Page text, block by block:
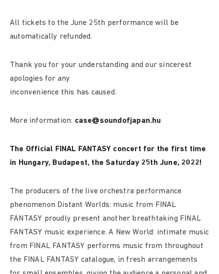
All tickets to the June 25th performance will be
automatically refunded.
Thank you for your understanding and our sincerest
apologies for any
inconvenience this has caused.
More information: case@soundofjapan.hu
The Official FINAL FANTASY concert for the first time
in Hungary, Budapest, the Saturday 25th June, 2022!
The producers of the live orchestra performance
phenomenon Distant Worlds: music from FINAL
FANTASY proudly present another breathtaking FINAL
FANTASY music experience. A New World: intimate music
from FINAL FANTASY performs music from throughout
the FINAL FANTASY catalogue, in fresh arrangements